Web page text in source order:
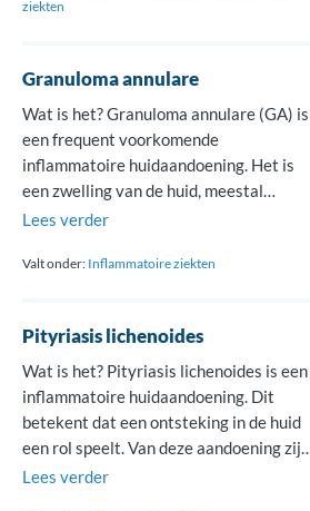
uit zich meestal al op kinderleeftijd. De
om het MEFV […]
ziekten
Granuloma annulare
Wat is het? Granuloma annulare (GA) is
een frequent voorkomende
inflammatoire huidaandoening. Het is
een zwelling van de huid, meestal
ringvormig (annulaire) met een
aandoening, waarvan de exacte oorzaak
kinderen en jongvolwassenen. Ook komt
GA iets […]
Lees verder
Valt onder: Inflammatoire ziekten
Pityriasis lichenoides
Wat is het? Pityriasis lichenoides is een
inflammatoire huidaandoening. Dit
betekent dat een ontsteking in de huid
een rol speelt. Van deze aandoening zijn
twee vormen: pityrisasis lichenoides
Lees verder